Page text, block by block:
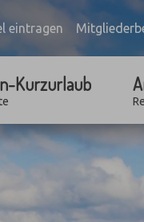
eintragen
Kurzurlaub